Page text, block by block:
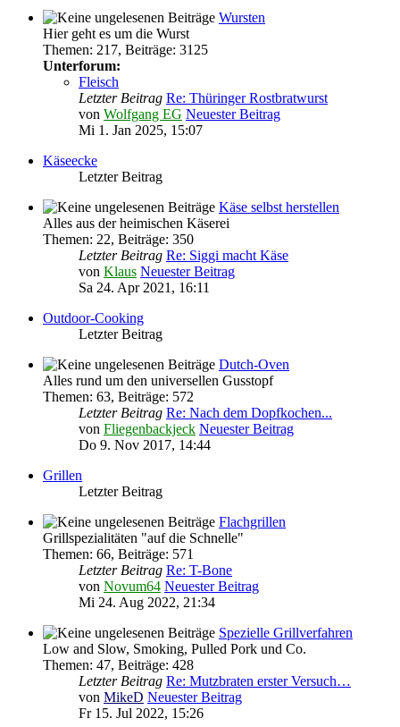
Wursten
Hier geht es um die Wurst
Themen: 217, Beiträge: 3125
Unterforum:
Fleisch
Letzter Beitrag Re: Thüringer Rostbratwurst
von Wolfgang EG Neuester Beitrag
Mi 1. Jan 2025, 15:07
Käseecke
Letzter Beitrag
Käse selbst herstellen
Alles aus der heimischen Käserei
Themen: 22, Beiträge: 350
Letzter Beitrag Re: Siggi macht Käse
von Klaus Neuester Beitrag
Sa 24. Apr 2021, 16:11
Outdoor-Cooking
Letzter Beitrag
Dutch-Oven
Alles rund um den universellen Gusstopf
Themen: 63, Beiträge: 572
Letzter Beitrag Re: Nach dem Dopfkochen...
von Fliegenbackjeck Neuester Beitrag
Do 9. Nov 2017, 14:44
Grillen
Letzter Beitrag
Flachgrillen
Grillspezialitäten "auf die Schnelle"
Themen: 66, Beiträge: 571
Letzter Beitrag Re: T-Bone
von Novum64 Neuester Beitrag
Mi 24. Aug 2022, 21:34
Spezielle Grillverfahren
Low and Slow, Smoking, Pulled Pork und Co.
Themen: 47, Beiträge: 428
Letzter Beitrag Re: Mutzbraten erster Versuch…
von MikeD Neuester Beitrag
Fr 15. Jul 2022, 15:26